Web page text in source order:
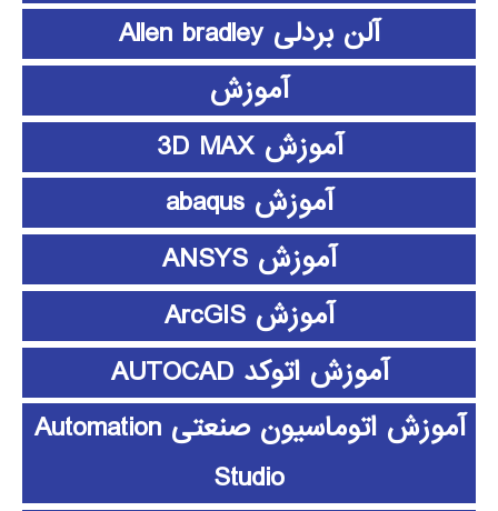
آلن بردلی Allen bradley
آموزش
آموزش 3D MAX
آموزش abaqus
آموزش ANSYS
آموزش ArcGIS
آموزش اتوکد AUTOCAD
آموزش اتوماسیون صنعتی Automation
Studio